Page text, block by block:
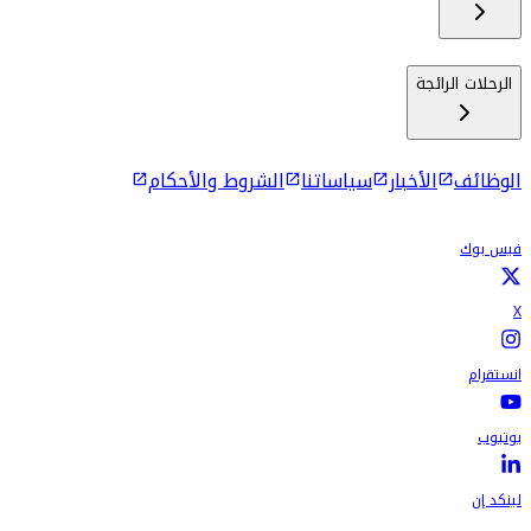
الرحلات الرائجة
الوظائف الأخبار سياساتنا الشروط والأحكام
فيس بوك
X
انستقرام
يوتيوب
لينكد إن